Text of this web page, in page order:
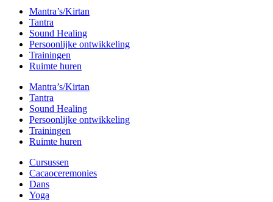
Mantra’s/Kirtan
Tantra
Sound Healing
Persoonlijke ontwikkeling
Trainingen
Ruimte huren
Mantra’s/Kirtan
Tantra
Sound Healing
Persoonlijke ontwikkeling
Trainingen
Ruimte huren
Cursussen
Cacaoceremonies
Dans
Yoga